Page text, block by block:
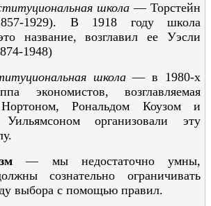
школа — Торстейн
1929). В 1918 году школа
название, возглавил ее Уэсли
1948)
школа— в 1980-х
экономистов, возглавляемая
Рональдом Коузом и
организовали эту
— мы недостаточно умны,
сознательно ограничивать
выбора с помощью правил.